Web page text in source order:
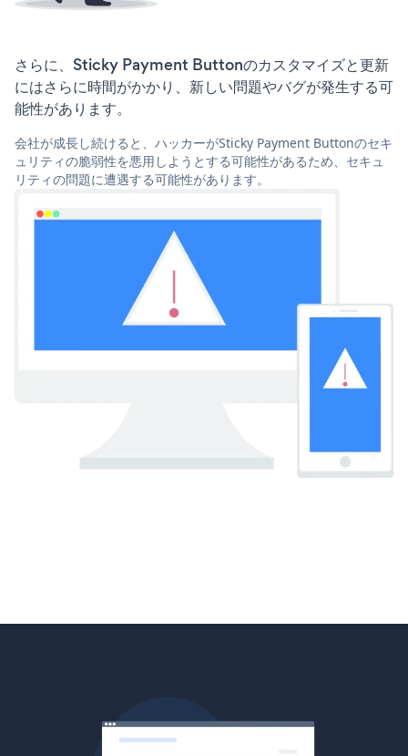
さらに、Sticky Payment Buttonのカスタマイズと更新
にはさらに時間がかかり、新しい問題やバグが発生する可
能性があります。
会社が成長し続けると、ハッカーがSticky Payment Buttonのセキ
ュリティの脆弱性を悪用しようとする可能性があるため、セキュ
リティの問題に遭遇する可能性があります。